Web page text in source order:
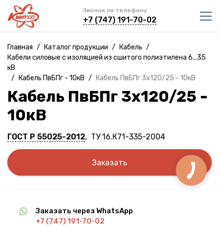
Звонок по телефону
+7 (747) 191-70-02
Главная / Каталог продукции / Кабель /
Кабели силовые с изоляцией из сшитого полиэтилена 6...35
кВ
/
Кабель ПвБПг - 10кВ / Кабель ПвБПг 3х120/25 - 10кВ
Кабель ПвБПг 3х120/25 -
10кВ
ГОСТ Р 55025-2012, ТУ 16.К71-335-2004
Заказать
Заказать через WhatsApp
+7 (747) 191-70-02